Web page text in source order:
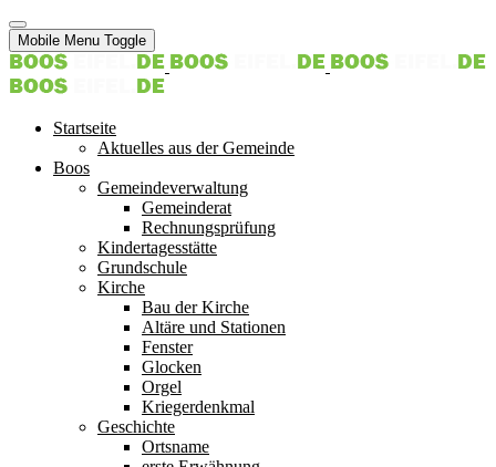
Mobile Menu Toggle
Startseite
Aktuelles aus der Gemeinde
Boos
Gemeindeverwaltung
Gemeinderat
Rechnungsprüfung
Kindertagesstätte
Grundschule
Kirche
Bau der Kirche
Altäre und Stationen
Fenster
Glocken
Orgel
Kriegerdenkmal
Geschichte
Ortsname